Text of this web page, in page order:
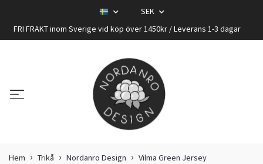
SEK
FRI FRAKT inom Sverige vid köp över 1450kr / Leverans 1-3 dagar
Hem Trikå Nordanro Design Vilma Green Jersey